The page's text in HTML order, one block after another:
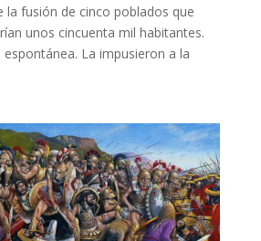
la fusión de cinco poblados que
unos cincuenta mil habitantes.
La impusieron a la